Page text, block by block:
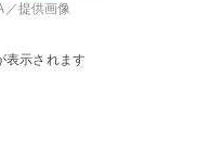
／提供画像
表示されます